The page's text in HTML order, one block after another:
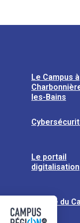
Le Campus à
les-Bains
Le portail
digitalisation
L’usine du